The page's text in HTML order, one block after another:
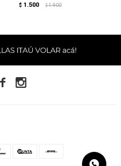
$ 1.500 $ 1.900
 